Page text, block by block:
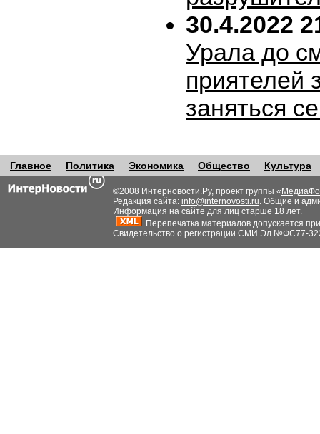
30.4.2022
Урала до
приятелей
заняться
Главное Политика Экономика Общество Культура
©2008 Интерновости.Ру, проект группы «
Редакция сайта: info@internovosti.ru. Общие и
Информация на сайте для лиц старше 18 лет.
Перепечатка материалов допускается
Свидетельство о регистрации СМИ Эл №ФС77-